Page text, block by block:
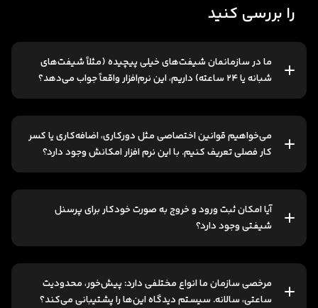
را بررسی کنید
ما در سازمانمان شیفت‌های خیلی پیچیده (مثلاً شیفت‌های
شبانه یا ۲۴ ساعته) داریم، این نرم‌افزار واقعاً جواب می‌دهد؟
می‌خواهیم قوانین اختصاصی مثل دورکاری، اضافه‌کاری یا کسر
کار فصلی تعریف کنیم. با این نرم افزار امکانش وجود دارد؟
آیا امکان ثبت ورود و خروج به صورت خودکار برای پرسنل
شیفتی وجود دارد؟
مرخصی سازمان ما انواع مختلفی دارد: پیش‌خور، محدودیت
ساعتی، سالانه. سیستم دیدگاه این‌ها را پشتیبانی می‌کند؟